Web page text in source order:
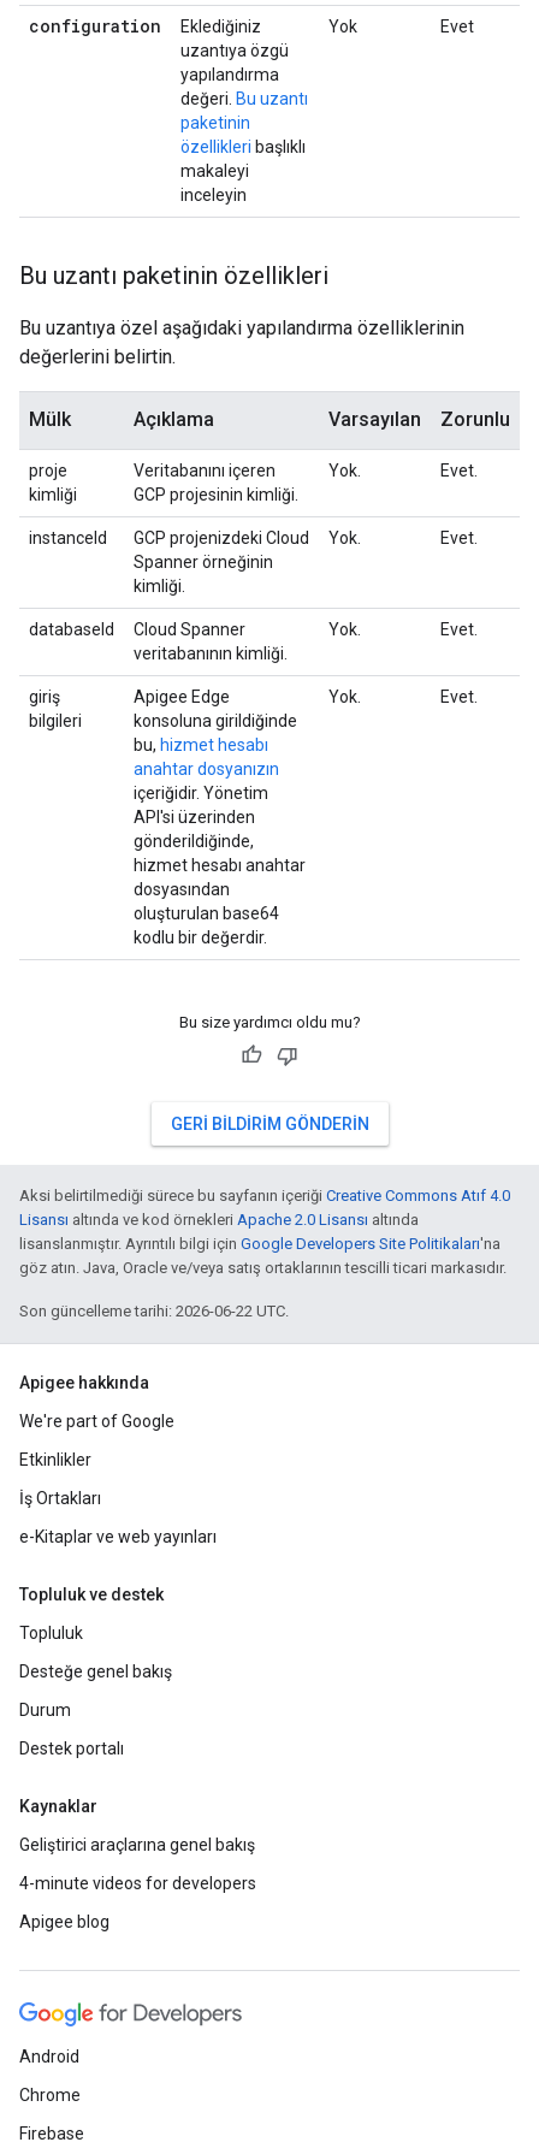
configuration
Eklediğiniz
uzantıya özgü
yapılandırma
değeri. Bu uzantı
paketinin
özellikleri başlıklı
makaleyi
inceleyin
Yok Evet
Bu uzantı paketinin özellikleri
Bu uzantıya özel aşağıdaki yapılandırma özelliklerinin
değerlerini belirtin.
Mülk Açıklama Varsayılan Zorunlu
proje
kimliği
Veritabanını içeren
GCP projesinin kimliği.
Yok. Evet.
instanceId
GCP projenizdeki Cloud
Spanner örneğinin
kimliği.
Yok. Evet.
databaseId
Cloud Spanner
veritabanının kimliği.
Yok. Evet.
giriş
bilgileri
Apigee Edge
konsoluna girildiğinde
bu, hizmet hesabı
anahtar dosyanızın
içeriğidir. Yönetim
API'si üzerinden
gönderildiğinde,
hizmet hesabı anahtar
dosyasından
oluşturulan base64
kodlu bir değerdir.
Yok. Evet.
Bu size yardımcı oldu mu?
GERI BILDIRIM GÖNDERIN
Aksi belirtilmediği sürece bu sayfanın içeriği Creative Commons Atıf 4.0
Lisansı altında ve kod örnekleri Apache 2.0 Lisansı altında
lisanslanmıştır. Ayrıntılı bilgi için Google Developers Site Politikaları'na
göz atın. Java, Oracle ve/veya satış ortaklarının tescilli ticari markasıdır.
Son güncelleme tarihi: 2026-06-22 UTC.
Apigee hakkında
We're part of Google
Etkinlikler
İş Ortakları
e-Kitaplar ve web yayınları
Topluluk ve destek
Topluluk
Desteğe genel bakış
Durum
Destek portalı
Kaynaklar
Geliştirici araçlarına genel bakış
4-minute videos for developers
Apigee blog
Android
Chrome
Firebase